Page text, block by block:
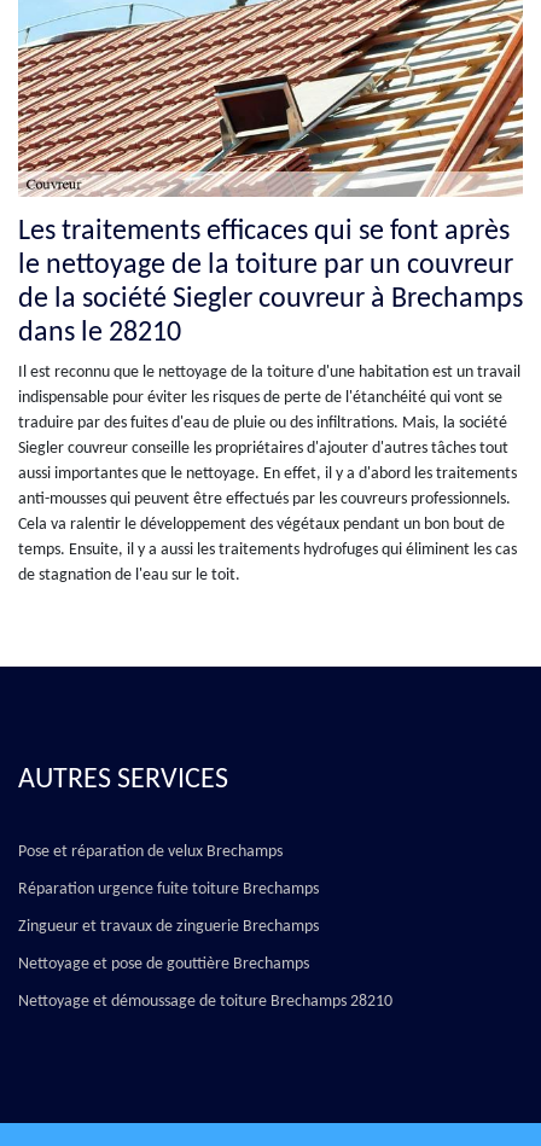
Les traitements efficaces qui se font après
le nettoyage de la toiture par un couvreur
de la société Siegler couvreur à Brechamps
dans le 28210
Il est reconnu que le nettoyage de la toiture d'une habitation est un travail
indispensable pour éviter les risques de perte de l'étanchéité qui vont se
traduire par des fuites d'eau de pluie ou des infiltrations. Mais, la société
Siegler couvreur conseille les propriétaires d'ajouter d'autres tâches tout
aussi importantes que le nettoyage. En effet, il y a d'abord les traitements
anti-mousses qui peuvent être effectués par les couvreurs professionnels.
Cela va ralentir le développement des végétaux pendant un bon bout de
temps. Ensuite, il y a aussi les traitements hydrofuges qui éliminent les cas
de stagnation de l'eau sur le toit.
AUTRES SERVICES
Pose et réparation de velux Brechamps
Réparation urgence fuite toiture Brechamps
Zingueur et travaux de zinguerie Brechamps
Nettoyage et pose de gouttière Brechamps
Nettoyage et démoussage de toiture Brechamps 28210